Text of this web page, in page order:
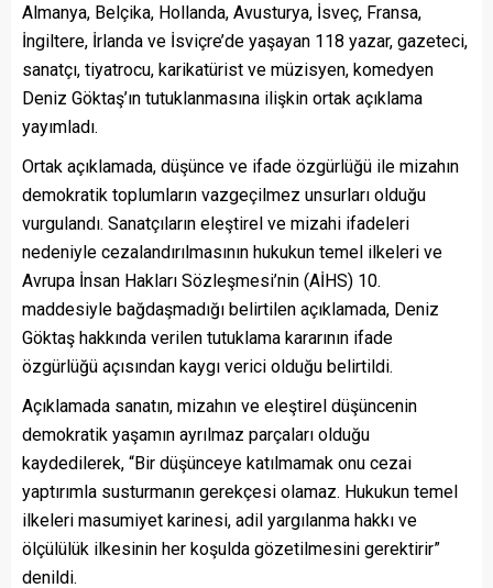
Almanya, Belçika, Hollanda, Avusturya, İsveç, Fransa,
İngiltere, İrlanda ve İsviçre’de yaşayan 118 yazar, gazeteci,
sanatçı, tiyatrocu, karikatürist ve müzisyen, komedyen
Deniz Göktaş’ın tutuklanmasına ilişkin ortak açıklama
yayımladı.
Ortak açıklamada, düşünce ve ifade özgürlüğü ile mizahın
demokratik toplumların vazgeçilmez unsurları olduğu
vurgulandı. Sanatçıların eleştirel ve mizahi ifadeleri
nedeniyle cezalandırılmasının hukukun temel ilkeleri ve
Avrupa İnsan Hakları Sözleşmesi’nin (AİHS) 10.
maddesiyle bağdaşmadığı belirtilen açıklamada, Deniz
Göktaş hakkında verilen tutuklama kararının ifade
özgürlüğü açısından kaygı verici olduğu belirtildi.
Açıklamada sanatın, mizahın ve eleştirel düşüncenin
demokratik yaşamın ayrılmaz parçaları olduğu
kaydedilerek, “Bir düşünceye katılmamak onu cezai
yaptırımla susturmanın gerekçesi olamaz. Hukukun temel
ilkeleri masumiyet karinesi, adil yargılanma hakkı ve
ölçülülük ilkesinin her koşulda gözetilmesini gerektirir”
denildi.